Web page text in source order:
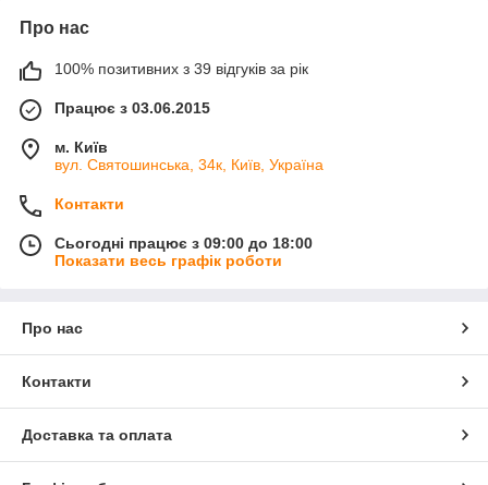
Про нас
100% позитивних з 39 відгуків за рік
Працює з 03.06.2015
м. Київ
вул. Святошинська, 34к, Київ, Україна
Контакти
Сьогодні працює з 09:00 до 18:00
Показати весь графік роботи
Про нас
Контакти
Доставка та оплата